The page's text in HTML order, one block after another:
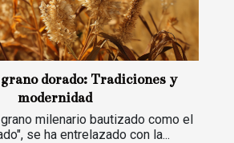
dorado: Tradiciones y
modernidad
milenario bautizado como el
se ha entrelazado con la...